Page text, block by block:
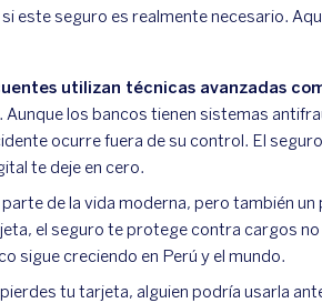
este seguro es realmente necesario.
utilizan técnicas avanzadas
. Aunque los bancos tienen sistemas
ocurre fuera de su control. El
te deje en cero.
de la vida moderna, pero también un
el seguro te protege contra cargos no
sigue creciendo en Perú y el mundo.
tu tarjeta, alguien podría usarla